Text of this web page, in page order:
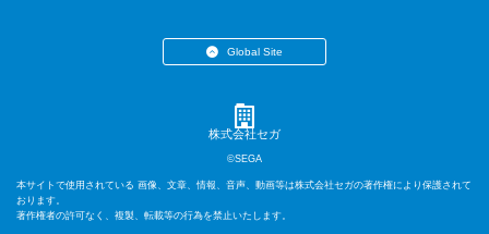
Global Site
・English (US)
・English (AU)
・Italiano
株式会社セガ
©SEGA
本サイトで使用されている 画像、文章、情報、音声、動画等は株式会社セガの著作権により保護されて
おります。
著作権者の許可なく、複製、転載等の行為を禁止いたします。